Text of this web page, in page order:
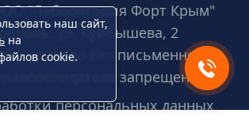
"Лаборатория Форт Крым"
ул. Куйбышева, 2
материалов без письменного
запрещено.
персональных данных
наш сайт,
на
cookie.